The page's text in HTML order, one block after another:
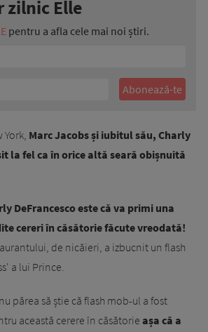
zilnic Elle
pentru a afla cele mai noi știri.
York, Marc Jacobs și iubitul său, Charly
la fel ca în orice altă seară obișnuită
DeFrancesco este că va primi una
cereri în căsătorie făcute vreodată!
de nicăieri, a izbucnit un flash
a lui Prince.
părea să știe că flash mob-ul a fost
această cerere în căsătorie așa că a